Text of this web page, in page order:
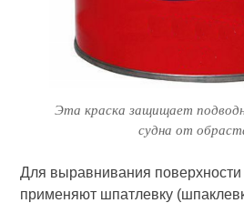
Эта краска защищает
судна от
Для выравнивания поверхности
применяют шпатлев­ку